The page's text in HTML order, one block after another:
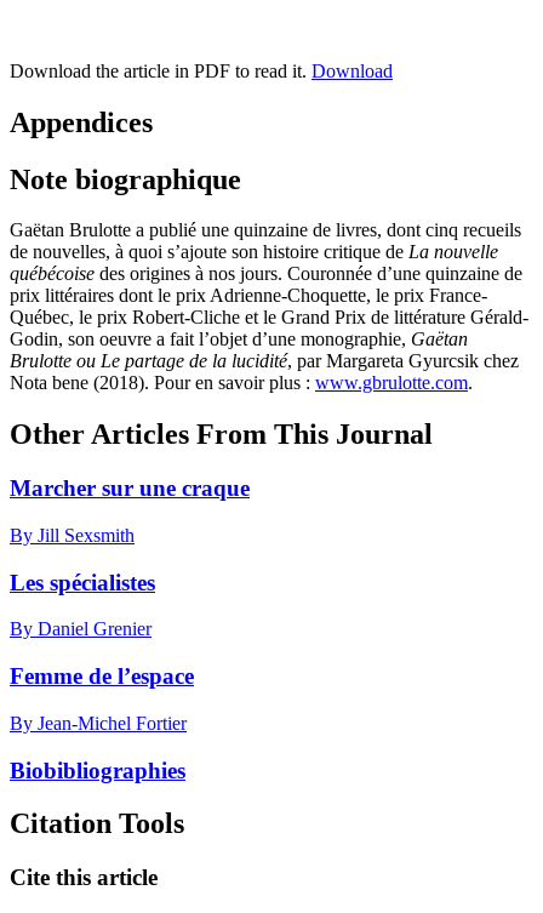
Download the article in PDF to read it. Download
Appendices
Note biographique
Gaëtan Brulotte a publié une quinzaine de livres, dont cinq recueils
de nouvelles, à quoi s’ajoute son histoire critique de La nouvelle
québécoise des origines à nos jours. Couronnée d’une quinzaine de
prix littéraires dont le prix Adrienne-Choquette, le prix France-
Québec, le prix Robert-Cliche et le Grand Prix de littérature Gérald-
Godin, son oeuvre a fait l’objet d’une monographie, Gaëtan
Brulotte ou Le partage de la lucidité, par Margareta Gyurcsik chez
Nota bene (2018). Pour en savoir plus : www.gbrulotte.com.
Other Articles From This Journal
Marcher sur une craque
By Jill Sexsmith
Les spécialistes
By Daniel Grenier
Femme de l’espace
By Jean-Michel Fortier
Biobibliographies
Citation Tools
Cite this article